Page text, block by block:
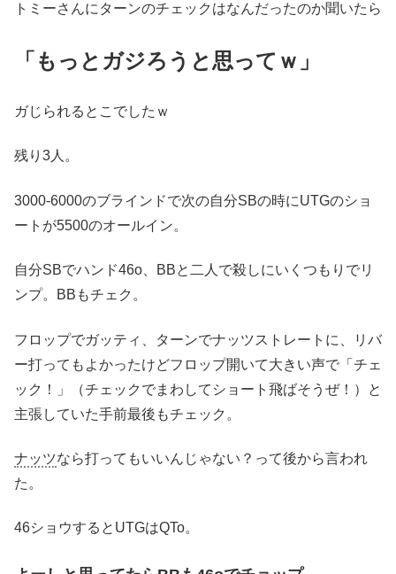
トミーさんにターンのチェックはなんだったのか聞いたら
「もっとガジろうと思ってｗ」
ガじられるとこでしたｗ
残り3人。
3000-6000のブラインドで次の自分SBの時にUTGのショ
ートが5500のオールイン。
自分SBでハンド46o、BBと二人で殺しにいくつもりでリ
ンプ。BBもチェク。
フロップでガッティ、ターンでナッツストレートに、リバ
ー打ってもよかったけどフロップ開いて大きい声で「チェ
ック！」（チェックでまわしてショート飛ばそうぜ！）と
主張していた手前最後もチェック。
ナッツなら打ってもいいんじゃない？って後から言われ
た。
46ショウするとUTGはQTo。